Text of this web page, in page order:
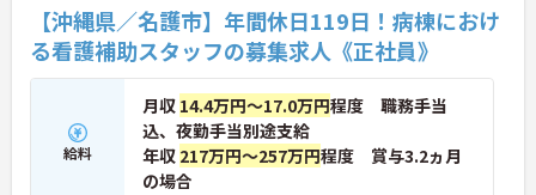
【沖縄県／名護市】年間休日119日！病棟におけ
る看護補助スタッフの募集求人《正社員》
給料
月収 14.4万円～17.0万円程度 職務手当
込、夜勤手当別途支給
年収 217万円～257万円程度 賞与3.2ヵ月
の場合